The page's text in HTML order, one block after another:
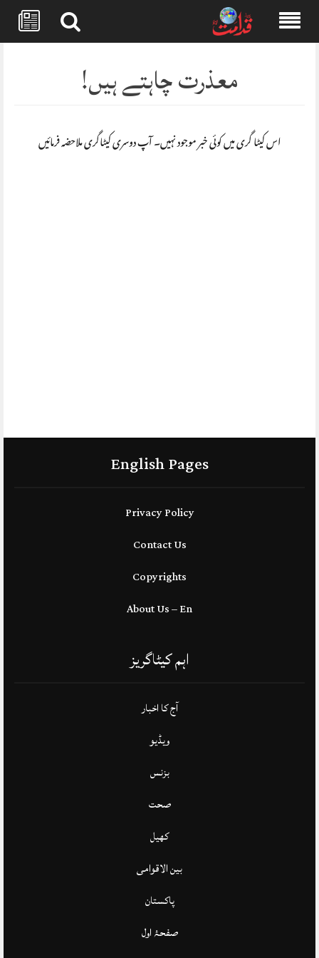
Skip
معذرت چاہتے ہیں!
اس کیٹا گری میں کوئی خبر موجود نہیں۔ آپ دوسری کیٹاگری ملاحضہ فرمائیں
English Pages
Privacy Policy
Contact Us
Copyrights
About Us – En
اہم کیٹاگریز
آج کا اخبار
ویڈیو
بزنس
صحت
کھیل
بین الاقوامی
پاکستان
صفحۂ اول